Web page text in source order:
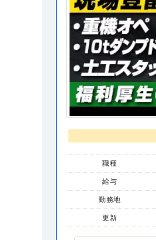
職種
給与
勤務地
更新